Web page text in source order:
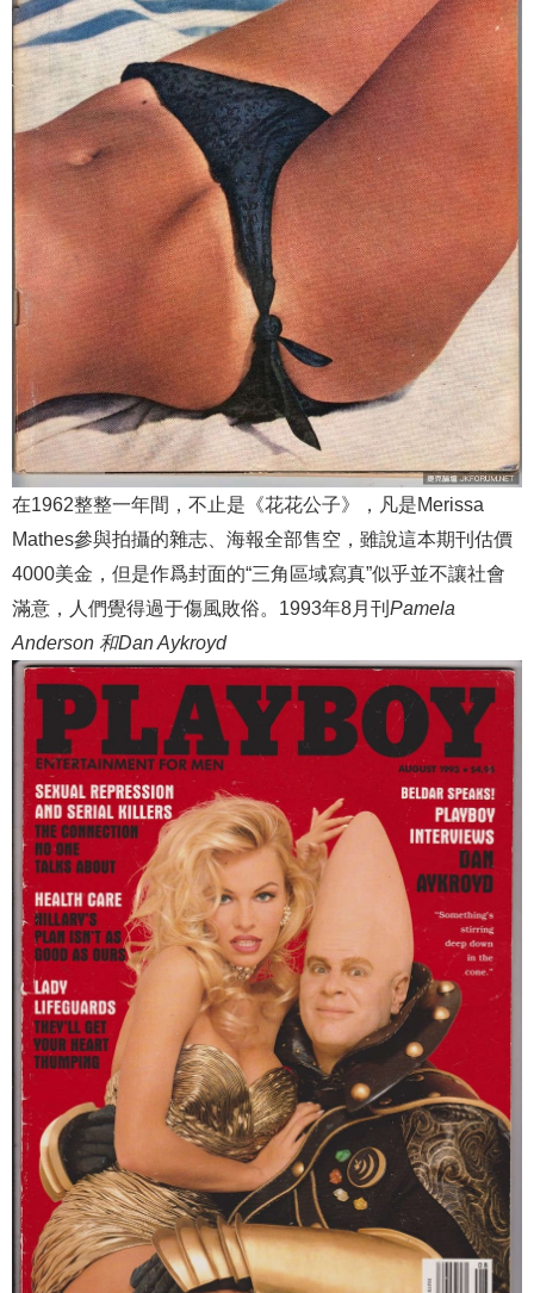
在1962整整一年間，不止是《花花公子》，凡是Merissa
Mathes參與拍攝的雜志、海報全部售空，雖說這本期刊估價
4000美金，但是作爲封面的“三角區域寫真”似乎並不讓社會
滿意，人們覺得過于傷風敗俗。1993年8月刊 Pamela
Anderson 和Dan Aykroyd